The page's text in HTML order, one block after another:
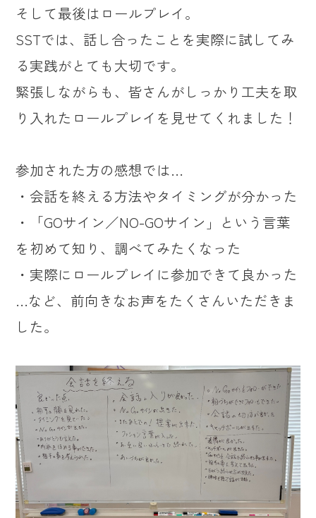
そして最後はロールプレイ。
SSTでは、話し合ったことを実際に試してみ
る実践がとても大切です。
緊張しながらも、皆さんがしっかり工夫を取
り入れたロールプレイを見せてくれました！
参加された方の感想では…
・会話を終える方法やタイミングが分かった
・「GOサイン／NO-GOサイン」という言葉
を初めて知り、調べてみたくなった
・実際にロールプレイに参加できて良かった
…など、前向きなお声をたくさんいただきま
した。